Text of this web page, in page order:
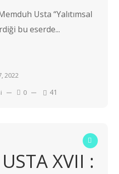
Usta “Yalıtımsal
bu eserde...
2022
0 41
XVII :